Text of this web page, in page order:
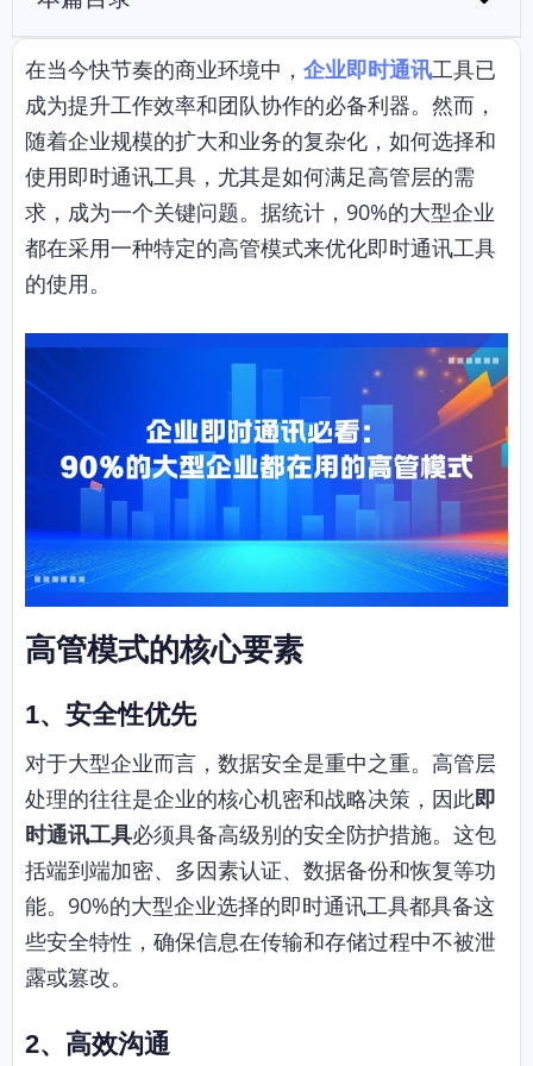
在当今快节奏的商业环境中， 企业即时通讯工具已
成为提升工作效率和团队协作的必备利器。然而，
随着企业规模的扩大和业务的复杂化，如何选择和
使用即时通讯工具，尤其是如何满足高管层的需
求，成为一个关键问题。据统计，90%的大型企业
都在采用一种特定的高管模式来优化即时通讯工具
的使用。
高管模式的核心要素
1、安全性优先
对于大型企业而言，数据安全是重中之重。高管层
处理的往往是企业的核心机密和战略决策，因此即
时通讯工具必须具备高级别的安全防护措施。这包
括端到端加密、多因素认证、数据备份和恢复等功
能。90%的大型企业选择的即时通讯工具都具备这
些安全特性，确保信息在传输和存储过程中不被泄
露或篡改。
2、高效沟通